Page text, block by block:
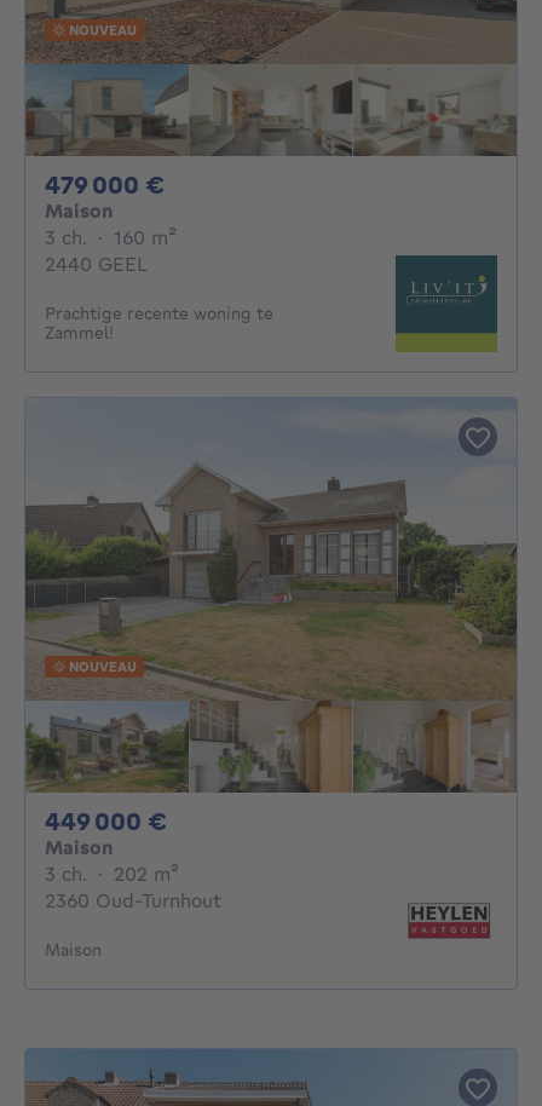
NOUVEAU
479 000 €
Maison
3 ch. 3 chambres
· 160 m²
2440 GEEL
Prachtige recente woning te
Zammel!
NOUVEAU
449 000 €
Maison
3 ch. 3 chambres
· 202 m²
2360 Oud-Turnhout
Maison